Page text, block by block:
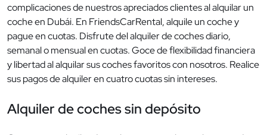
complicaciones de nuestros apreciados clientes al alquilar un
coche en Dubái. En FriendsCarRental, alquile un coche y
pague en cuotas. Disfrute del alquiler de coches diario,
semanal o mensual en cuotas. Goce de flexibilidad financiera
y libertad al alquilar sus coches favoritos con nosotros. Realice
sus pagos de alquiler en cuatro cuotas sin intereses.
Alquiler de coches sin depósito